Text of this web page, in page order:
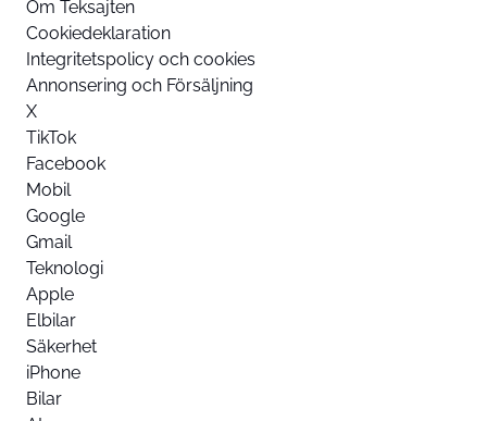
Om Teksajten
Cookiedeklaration
Integritetspolicy och cookies
Annonsering och Försäljning
X
TikTok
Facebook
Mobil
Google
Gmail
Teknologi
Apple
Elbilar
Säkerhet
iPhone
Bilar